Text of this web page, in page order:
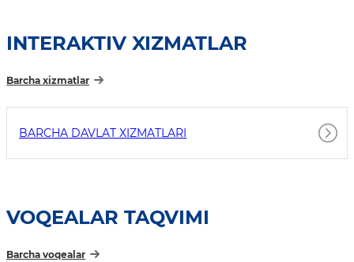
INTERAKTIV XIZMATLAR
Barcha xizmatlar
BARCHA DAVLAT XIZMATLARI
VOQEALAR TAQVIMI
Barcha voqealar